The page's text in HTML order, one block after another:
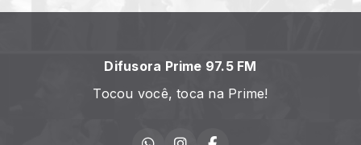
Difusora Prime 97.5 FM
Tocou você, toca na Prime!